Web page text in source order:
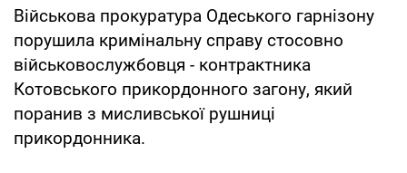
Військова прокуратура Одеського гарнізону
порушила кримінальну справу стосовно
військовослужбовця - контрактника
Котовського прикордонного загону, який
поранив з мисливської рушниці
прикордонника.